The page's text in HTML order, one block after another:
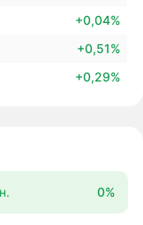
+0,04%
+0,51%
+0,29%
0%